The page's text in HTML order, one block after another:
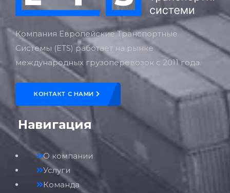
Компания Европейские Транспортные
Системы (ETS) работает на рынке
международных грузоперевозок с 2011 года.
КОНТАКТ С НАМИ
Навигация
О компании
Услуги
Команда